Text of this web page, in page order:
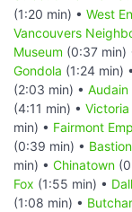
(1:20 min) • West
Vancouvers
Museum (0:37 min)
Gondola (1:24 min) •
(2:03 min) • Audain
(4:11 min) • Victoria
min) • Fairmont
(0:39 min) •
min) • Chinatown
Fox (1:55 min) •
(1:08 min) •